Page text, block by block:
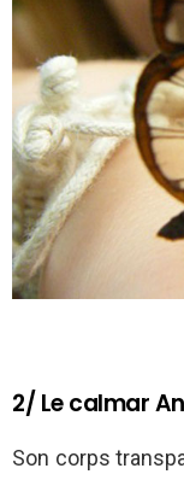
2/ Le calmar
Son corps